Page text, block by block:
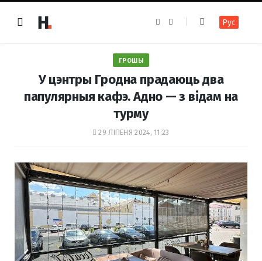
e
k
t
a
m
Рус
ГРОШЫ
У цэнтры Гродна прадаюць два
папулярныя кафэ. Адно — з відам на
турму
29 ЛІПЕНЯ 2024, 11:23